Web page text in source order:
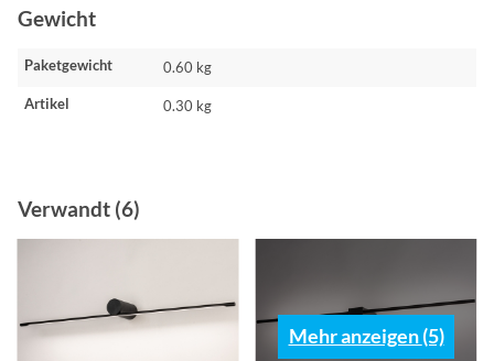
Gewicht
Paketgewicht 0.60 kg
Artikel 0.30 kg
Verwandt (6)
Mehr anzeigen (5)